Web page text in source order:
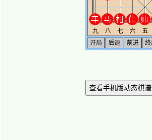
查看手机版动态棋谱